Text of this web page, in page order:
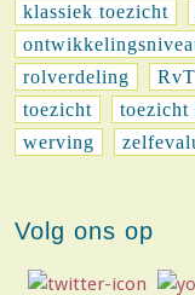
klassiek toezicht
rolverdeling
RvT
toezicht
toezicht
werving
Volg ons op